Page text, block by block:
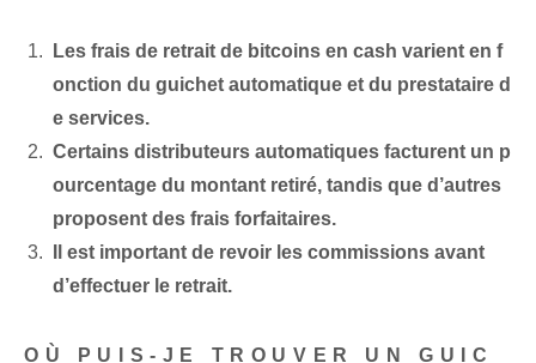
Les frais de retrait de bitcoins en ‌cash⁤ varient en f
onction du guichet automatique et du ⁢prestataire d
e services.
Certains distributeurs automatiques facturent un p
ourcentage du montant retiré, tandis que d’autres
proposent des frais forfaitaires.
Il est important de revoir les commissions avant
d’effectuer le retrait.
OÙ PUIS-JE TROUVER UN GUIC